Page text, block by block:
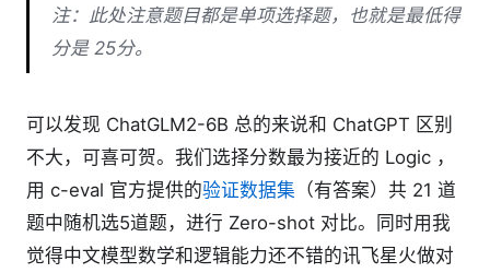
注：此处注意题目都是单项选择题，也就是最低得
分是 25分。
可以发现 ChatGLM2-6B 总的来说和 ChatGPT 区别
不大，可喜可贺。我们选择分数最为接近的 Logic ，
用 c-eval 官方提供的验证数据集 （有答案）共 21 道
题中随机选5道题，进行 Zero-shot 对比。同时用我
觉得中文模型数学和逻辑能力还不错的讯飞星火做对